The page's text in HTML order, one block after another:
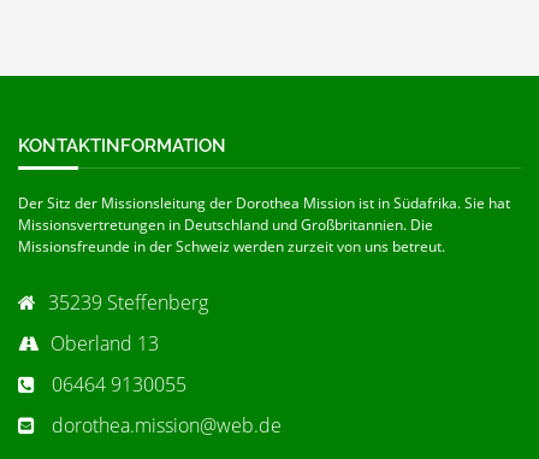
KONTAKTINFORMATION
Der Sitz der Missionsleitung der Dorothea Mission ist in Südafrika. Sie hat
Missionsvertretungen in Deutschland und Großbritannien. Die
Missionsfreunde in der Schweiz werden zurzeit von uns betreut.
35239 Steffenberg
Oberland 13
06464 9130055
dorothea.mission@web.de